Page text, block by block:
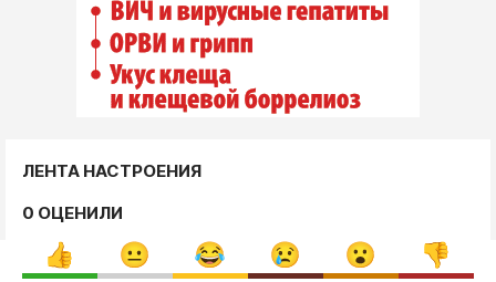
ЛЕНТА НАСТРОЕНИЯ
0 ОЦЕНИЛИ